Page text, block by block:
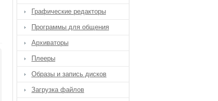
Графические редакторы
Программы для общения
Архиваторы
Плееры
Образы и запись дисков
Загрузка файлов